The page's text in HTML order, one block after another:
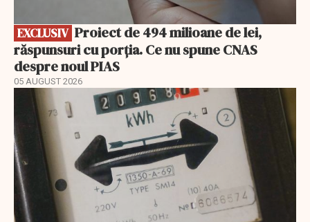
EXCLUSIV
răspunsuri cu porția. Ce nu spune CNAS
despre noul PIAS
05 AUGUST 2026